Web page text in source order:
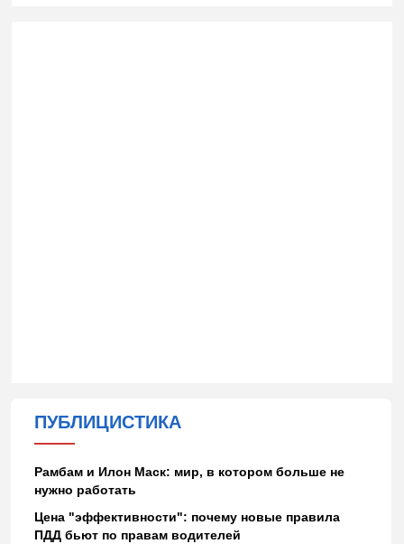
ПУБЛИЦИСТИКА
Рамбам и Илон Маск: мир, в котором больше не
нужно работать
Цена "эффективности": почему новые правила
ПДД бьют по правам водителей